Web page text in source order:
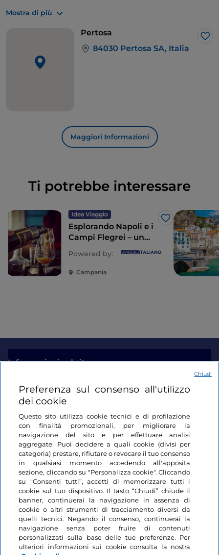
habitat ideale.
Mostra di più
Pertosa
84030 Pertosa SA, Italia
Maggiori Informazioni
Ti potrebbe interessare
Idea Viaggio
Like
Esplorando Napoli e i
Campi Flegrei – un
viaggio nella storia e
nel mare
Powered by:
Campania
Informazioni sul sito
Link Utili
Login
Restiamo in contatto
Preferenza sul consenso all'utilizzo
dei cookie
Questo sito utilizza cookie tecnici e di profilazione
con finalità promozionali, per migliorare la
navigazione del sito e per effettuare analisi
aggregate. Puoi decidere a quali cookie (divisi per
categoria) prestare, rifiutare o revocare il tuo consenso
in qualsiasi momento accedendo all'apposita
sezione, cliccando su "Personalizza cookie". Cliccando
su “Consenti tutti”, accetti di memorizzare tutti i
cookie sul tuo dispositivo. Il tasto “Chiudi” chiude il
banner, continuerai la navigazione in assenza di
cookie o altri strumenti di tracciamento diversi da
quelli tecnici. Negando il consenso, continuerai la
navigazione senza poter fruire di contenuti
personalizzati sulla base delle tue preferenze. Per
ulteriori informazioni sui cookie consulta la nostra
Chiudi